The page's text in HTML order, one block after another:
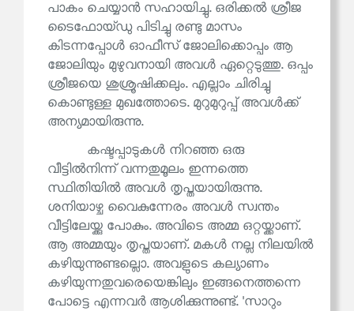
പാകം ചെയ്യാൻ സഹായിച്ചു. ഒരിക്കൽ ശ്രീജ
ടൈഫോയ്ഡു പിടിച്ചു രണ്ടു മാസം
കിടന്നപ്പോൾ ഓഫീസ് ജോലിക്കൊപ്പം ആ
ജോലിയും മുഴുവനായി അവൾ ഏറ്റെടുത്തു. ഒപ്പം
ശ്രീജയെ ശുശ്രൂഷിക്കലും. എല്ലാം ചിരിച്ചു
കൊണ്ടുള്ള മുഖത്തോടെ. മുറുമുറുപ്പ് അവൾക്ക്
അന്യമായിരുന്നു.
കഷ്ടപ്പാടുകൾ നിറഞ്ഞ ഒരു
വീട്ടിൽനിന്ന് വന്നതുമൂലം ഇന്നത്തെ
സ്ഥിതിയിൽ അവൾ തൃപ്തയായിരുന്നു.
ശനിയാഴ്ച വൈകുന്നേരം അവൾ സ്വന്തം
വീട്ടിലേയ്ക്കു പോകും. അവിടെ അമ്മ ഒറ്റയ്ക്കാണ്.
ആ അമ്മയും തൃപ്തയാണ്. മകൾ നല്ല നിലയിൽ
കഴിയുന്നുണ്ടല്ലൊ. അവളുടെ കല്യാണം
കഴിയുന്നതുവരെയെങ്കിലും ഇങ്ങനെത്തന്നെ
പോട്ടെ എന്നവർ ആശിക്കുന്നുണ്ട്. 'സാറും